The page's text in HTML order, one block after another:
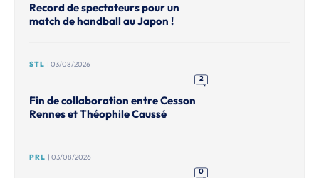
Record de spectateurs pour un
match de handball au Japon !
STL | 03/08/2026
2
Fin de collaboration entre Cesson
Rennes et Théophile Caussé
PRL | 03/08/2026
0